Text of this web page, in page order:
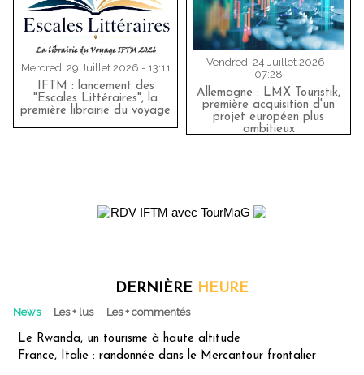
Mercredi 29 Juillet 2026 - 13:11
IFTM : lancement des
"Escales Littéraires", la
première librairie du voyage
Vendredi 24 Juillet 2026 -
07:28
Allemagne : LMX Touristik,
première acquisition d'un
projet européen plus
ambitieux
DERNIÈRE HEURE
News Les + lus Les + commentés
Le Rwanda, un tourisme à haute altitude
France, Italie : randonnée dans le Mercantour frontalier